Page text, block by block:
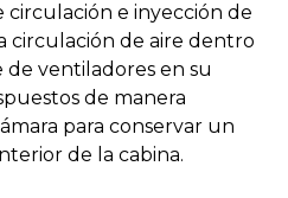
circulación e inyección de
circulación de aire dentro
de ventiladores en su
de manera
para conservar un
de la cabina.